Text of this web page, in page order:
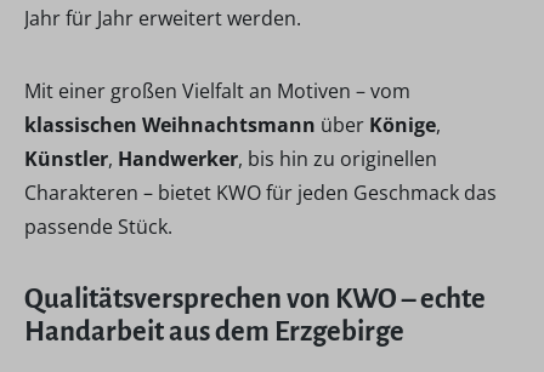
Jahr für Jahr erweitert werden.
Mit einer großen Vielfalt an Motiven – vom
klassischen Weihnachtsmann über Könige,
Künstler, Handwerker, bis hin zu originellen
Charakteren – bietet KWO für jeden Geschmack das
passende Stück.
Qualitätsversprechen von KWO – echte
Handarbeit aus dem Erzgebirge